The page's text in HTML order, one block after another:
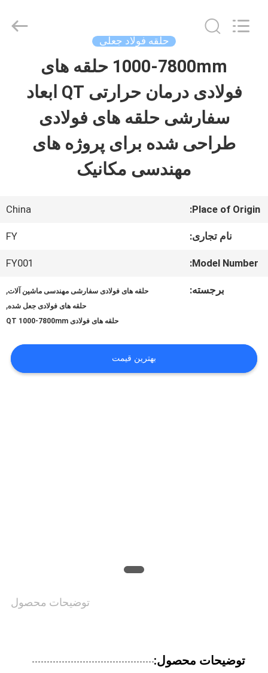
صفحه
اصلی
محصولات
های
کارخانه
Forging
حلقه فولاد جعلی
1000-7800mm حلقه های
فولادی درمان حرارتی QT ابعاد
سفارشی حلقه های فولادی
طراحی شده برای پروژه های
مهندسی مکانیک
Place of Origin:
China
نام تجاری: FY
Model Number:
FY001
برجسته: حلقه های فولادی سفارشی مهندسی ماشین آلات,
حلقه های فولادی جعل شده,
حلقه های فولادی QT 1000-7800mm
بهترین قیمت
توضیحات محصول
توضیحات محصول: